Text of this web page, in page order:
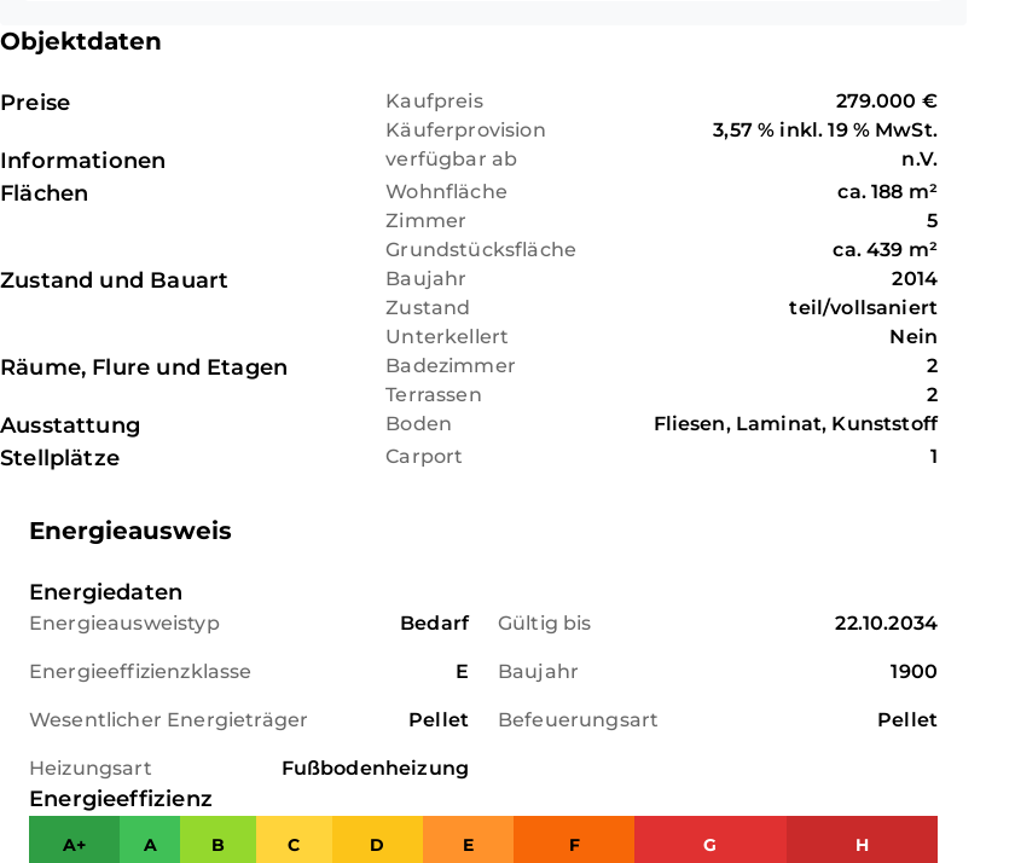
Objektdaten
Preise Kaufpreis
279.000 €
Käuferprovision
3,57 % inkl. 19 % MwSt.
Informationen verfügbar ab n.V.
Flächen Wohnfläche ca. 188 m²
Zimmer
5
Grundstücksfläche
ca. 439 m²
Zustand und Bauart Baujahr
2014
Zustand
teil/vollsaniert
Unterkellert
Nein
Räume, Flure und Etagen Badezimmer
2
Terrassen
2
Ausstattung Boden Fliesen, Laminat, Kunststoff
Stellplätze Carport 1
Energieausweis
Energiedaten
Energieausweistyp Bedarf Gültig bis 22.10.2034
Energieeffizienzklasse E Baujahr 1900
Wesentlicher Energieträger Pellet Befeuerungsart Pellet
Heizungsart Fußbodenheizung
Energieeffizienz
A+ A B C D E F G H